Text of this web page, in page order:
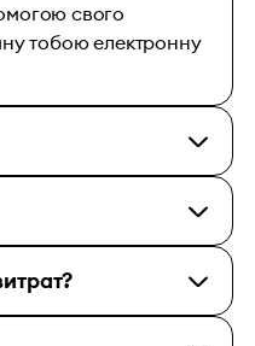
свого
тобою електронну